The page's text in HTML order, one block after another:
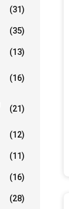
(31)
(35)
(13)
(16)
(21)
(12)
(11)
(16)
(28)